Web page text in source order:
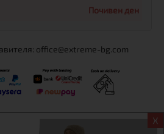
X
Почивен ден
office@extreme-bg.com